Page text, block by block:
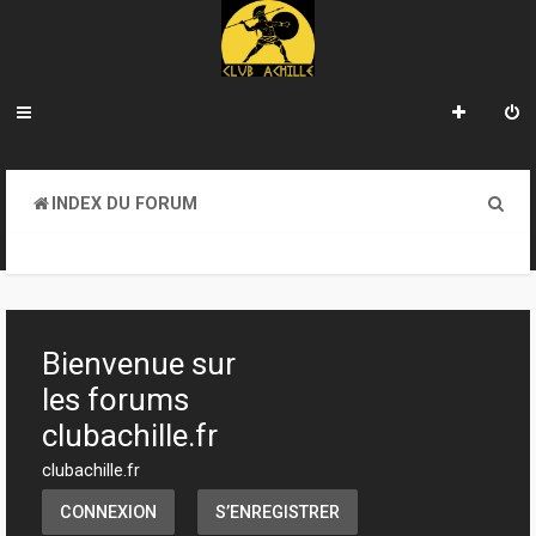
INDEX DU FORUM
h
Bienvenue sur
les forums
clubachille.fr
clubachille.fr
CONNEXION S’ENREGISTRER